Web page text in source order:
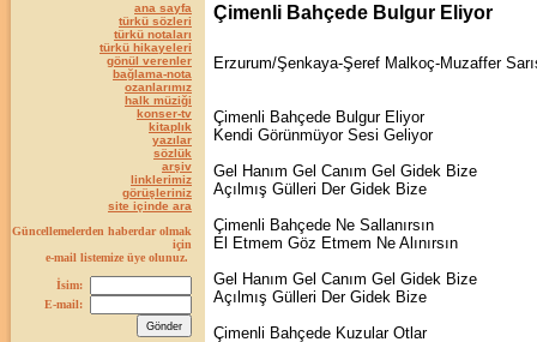
ana sayfa
türkü sözleri
türkü notaları
türkü hikayeleri
gönül verenler
bağlama-nota
ozanlarımız
halk müziği
konser-tv
kitaplık
yazılar
sözlük
arşiv
linklerimiz
görüşleriniz
site içinde ara
Güncellemelerden haberdar olmak
için
e-mail listemize üye olunuz.
İsim:
E-mail:
Çimenli Bahçede Bulgur Eliyor
Erzurum/Şenkaya-Şeref Malkoç-Muzaffer
Çimenli Bahçede Bulgur Eliyor
Kendi Görünmüyor Sesi Geliyor
Gel Hanım Gel Canım Gel Gidek Bize
Açılmış Gülleri Der Gidek Bize
Çimenli Bahçede Ne Sallanırsın
El Etmem Göz Etmem Ne Alınırsın
Gel Hanım Gel Canım Gel Gidek Bize
Açılmış Gülleri Der Gidek Bize
Çimenli Bahçede Kuzular Otlar